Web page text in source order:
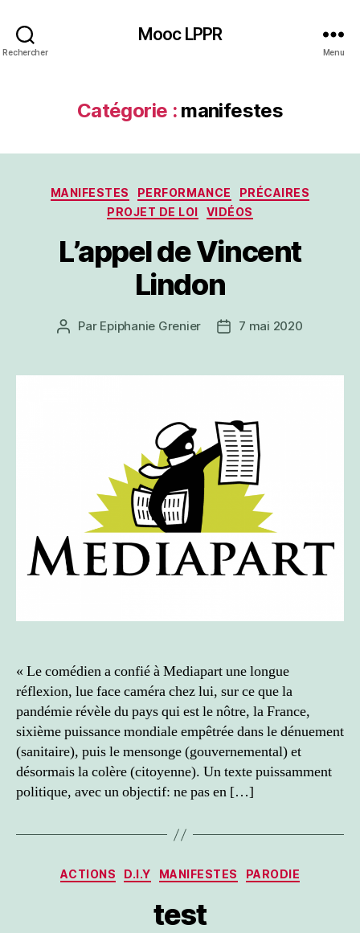
Rechercher
Mooc LPPR
Menu
Catégorie : manifestes
Catégories
MANIFESTES PERFORMANCE
PRÉCAIRES
PROJET DE LOI
VIDÉOS
L’appel de Vincent
Lindon
Auteur
Par Epiphanie Grenier
Date7 mai 2020
« Le comédien a confié à Mediapart une longue
réflexion, lue face caméra chez lui, sur ce que la
pandémie révèle du pays qui est le nôtre, la France,
sixième puissance mondiale empêtrée dans le dénuement
(sanitaire), puis le mensonge (gouvernemental) et
désormais la colère (citoyenne). Un texte puissamment
politique, avec un objectif: ne pas en […]
Catégories
ACTIONS D.I.Y MANIFESTES PARODIE
test